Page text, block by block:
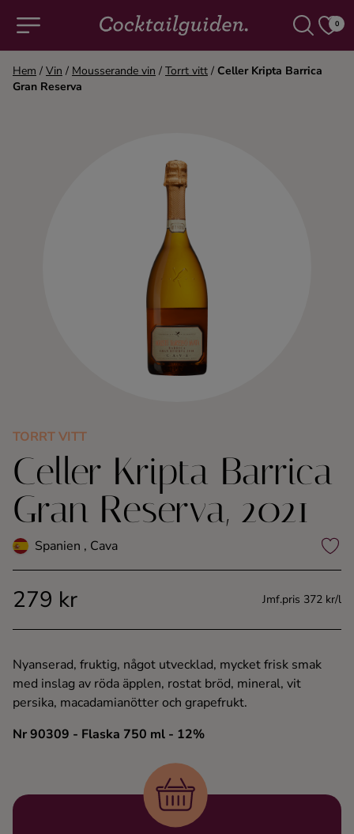
0
COCKTAILS & DRINKAR
Likör
Rom
Shots
Tequila
Whisky
Ingredienser
Hem / Vin / Mousserande vin / Torrt vitt / Celler Kripta Barrica
Gran Reserva
TORRT VITT
Celler Kripta Barrica
Gran Reserva, 2021
Spanien , Cava
279 kr Jmf.pris 372 kr/l
Nyanserad, fruktig, något utvecklad, mycket frisk smak
med inslag av röda äpplen, rostat bröd, mineral, vit
persika, macadamianötter och grapefrukt.
Nr 90309 - Flaska 750 ml - 12%